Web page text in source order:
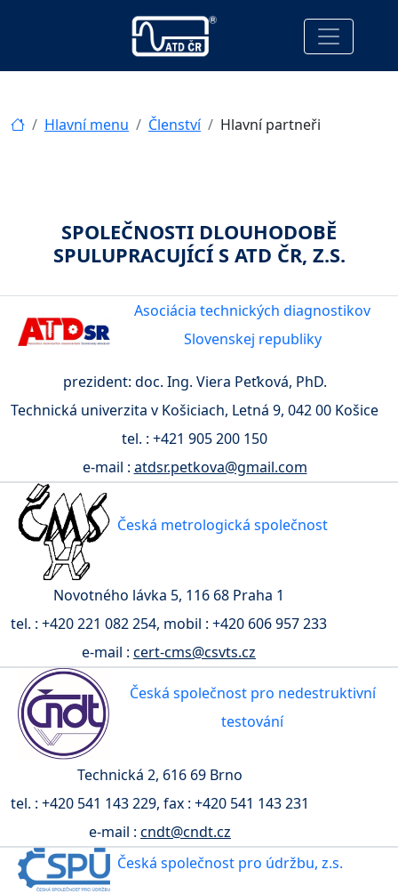
Hlavní menu Členství Hlavní partneři
SPOLEČNOSTI DLOUHODOBĚ
SPULUPRACUJÍCÍ S ATD ČR, Z.S.
Asociácia technických diagnostikov
Slovenskej republiky
prezident: doc. Ing. Viera Peťková, PhD.
Technická univerzita v Košiciach, Letná 9, 042 00 Košice
tel. : +421 905 200 150
e-mail : atdsr.petkova@gmail.com
Česká metrologická společnost
Novotného lávka 5, 116 68 Praha 1
tel. : +420 221 082 254, mobil : +420 606 957 233
e-mail : cert-cms@csvts.cz
Česká společnost pro nedestruktivní
testování
Technická 2, 616 69 Brno
tel. : +420 541 143 229, fax : +420 541 143 231
e-mail : cndt@cndt.cz
Česká společnost pro údržbu, z.s.